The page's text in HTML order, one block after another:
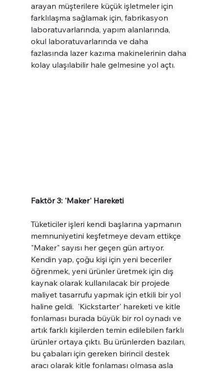
arayan müşterilere küçük işletmeler için
farklılaşma sağlamak için, fabrikasyon
laboratuvarlarında, yapım alanlarında,
okul laboratuvarlarında ve daha
fazlasında lazer kazıma makinelerinin daha
kolay ulaşılabilir hale gelmesine yol açtı.
Faktör 3: 'Maker' Hareketi
Tüketiciler işleri kendi başlarına yapmanın
memnuniyetini keşfetmeye devam ettikçe
"Maker" sayısı her geçen gün artıyor.
Kendin yap, çoğu kişi için yeni beceriler
öğrenmek, yeni ürünler üretmek için dış
kaynak olarak kullanılacak bir projede
maliyet tasarrufu yapmak için etkili bir yol
haline geldi.  'Kickstarter' hareketi ve kitle
fonlaması burada büyük bir rol oynadı ve
artık farklı kişilerden temin edilebilen farklı
ürünler ortaya çıktı. Bu ürünlerden bazıları,
bu çabaları için gereken birincil destek
aracı olarak kitle fonlaması olmasa asla